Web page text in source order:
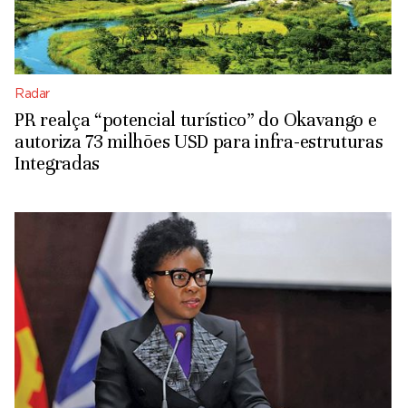
Radar
PR realça “potencial turístico” do Okavango e
autoriza 73 milhões USD para infra-estruturas
Integradas